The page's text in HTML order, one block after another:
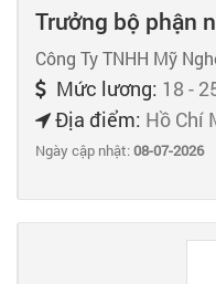
Trưởng bộ phận
Công Ty TNHH Mỹ
Mức lương: 18 -
Địa điểm: Hồ Chí
Ngày cập nhật:08-07-2026